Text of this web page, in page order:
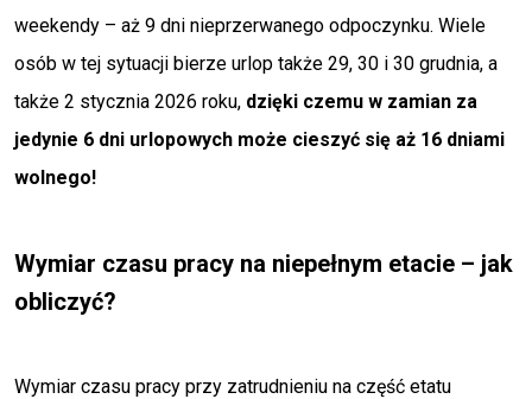
weekendy – aż 9 dni nieprzerwanego odpoczynku. Wiele
osób w tej sytuacji bierze urlop także 29, 30 i 30 grudnia, a
także 2 stycznia 2026 roku, dzięki czemu w zamian za
jedynie 6 dni urlopowych może cieszyć się aż 16 dniami
wolnego!
Wymiar czasu pracy na niepełnym etacie – jak
obliczyć?
Wymiar czasu pracy przy zatrudnieniu na część etatu